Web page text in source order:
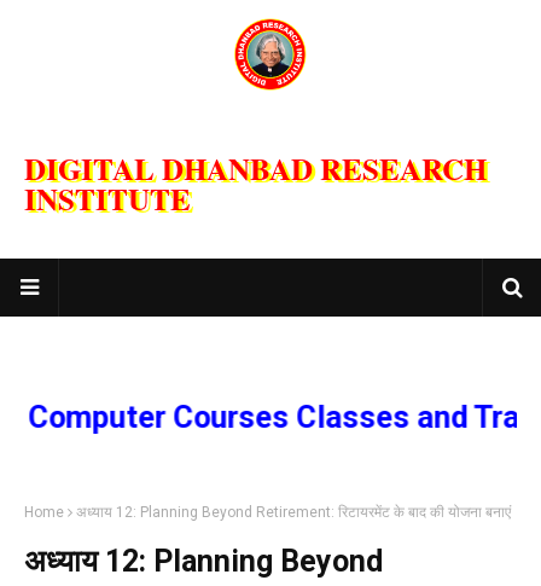
DIGITAL DHANBAD RESEARCH
INSTITUTE
Courses Classes and
Home अध्‍याय 12: Planning Beyond Retirement: रिटायरमेंट के बाद की योजना बनाएं
अध्‍याय 12: Planning Beyond